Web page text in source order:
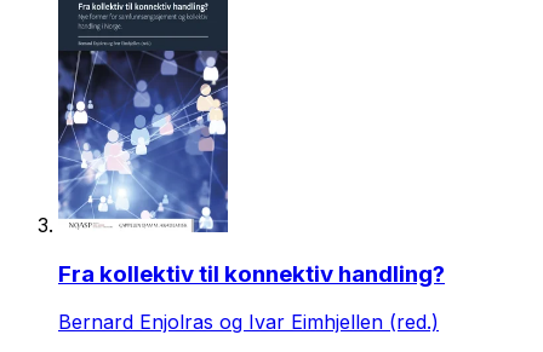
Fra kollektiv til konnektiv handling?
Bernard Enjolras og Ivar Eimhjellen (red.)